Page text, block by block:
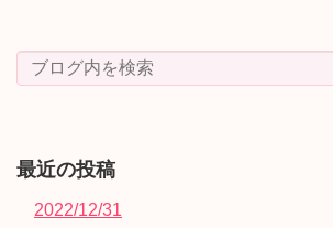
最近の投稿
2022/12/31